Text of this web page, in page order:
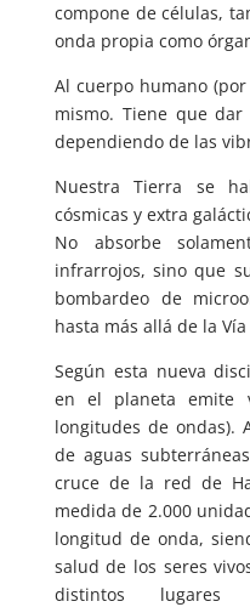
compone de células,
onda propia como
Al cuerpo humano
mismo. Tiene que
dependiendo de las
Nuestra Tierra se
cósmicas y extra
No absorbe
infrarrojos, sino que
bombardeo de
hasta más allá de la Vía
Según esta nueva
en el planeta emite
longitudes de ondas).
de aguas
cruce de la red de
medida de 2.000
longitud de onda,
salud de los seres
distintos